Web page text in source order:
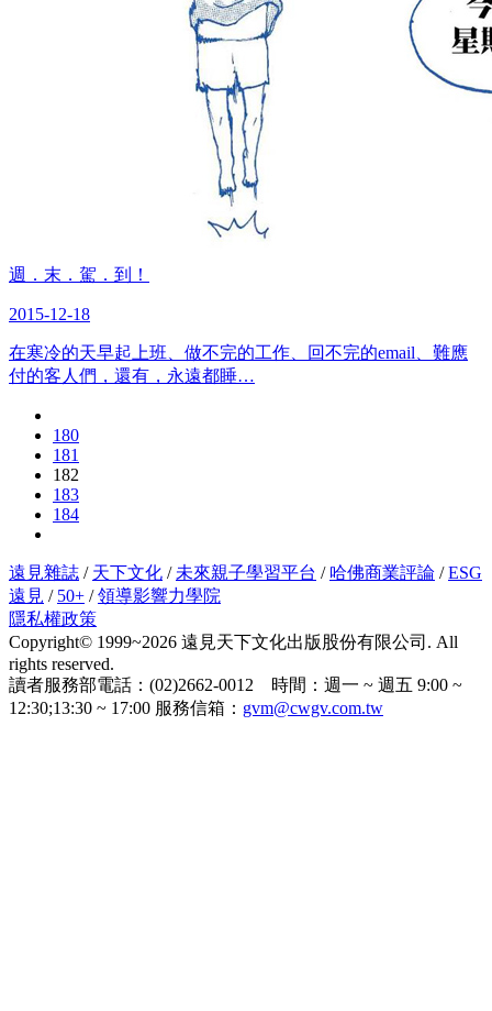
週．末．駕．到！
2015-12-18
在寒冷的天早起上班、做不完的工作、回不完的email、難應
付的客人們，還有，永遠都睡…
180
181
182
183
184
遠見雜誌 / 天下文化 / 未來親子學習平台 / 哈佛商業評論 /ESG
遠見 / 50+ /領導影響力學院
隱私權政策
Copyright© 1999~2026 遠見天下文化出版股份有限公司. All
rights reserved.
讀者服務部電話：(02)2662-0012 時間：週一 ~ 週五 9:00 ~
12:30;13:30 ~ 17:00 服務信箱： gvm@cwgv.com.tw